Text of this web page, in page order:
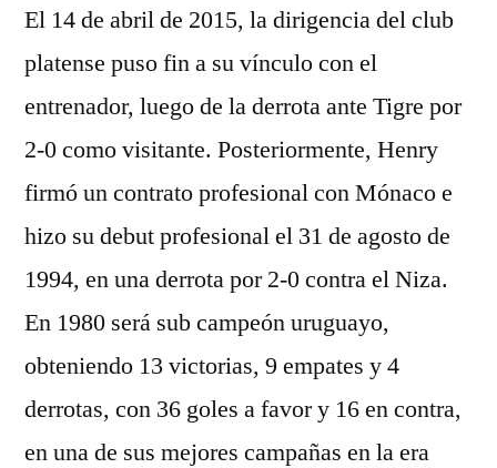
El 14 de abril de 2015, la dirigencia del club
platense puso fin a su vínculo con el
entrenador, luego de la derrota ante Tigre por
2-0 como visitante. Posteriormente, Henry
firmó un contrato profesional con Mónaco e
hizo su debut profesional el 31 de agosto de
1994, en una derrota por 2-0 contra el Niza.
En 1980 será sub campeón uruguayo,
obteniendo 13 victorias, 9 empates y 4
derrotas, con 36 goles a favor y 16 en contra,
en una de sus mejores campañas en la era